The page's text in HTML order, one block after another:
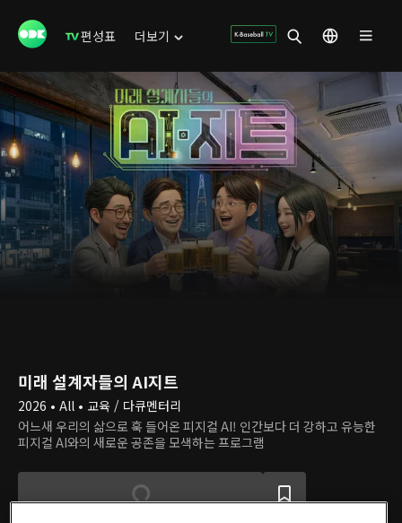
편성표 더보기
미래 설계자들의 AI지트
2026 • All • 교육 / 다큐멘터리
어느새 우리의 삶으로 훅 들어온 피지컬 AI! 인간보다 더 강하고 유능한
피지컬 AI와의 새로운 공존을 모색하는 프로그램